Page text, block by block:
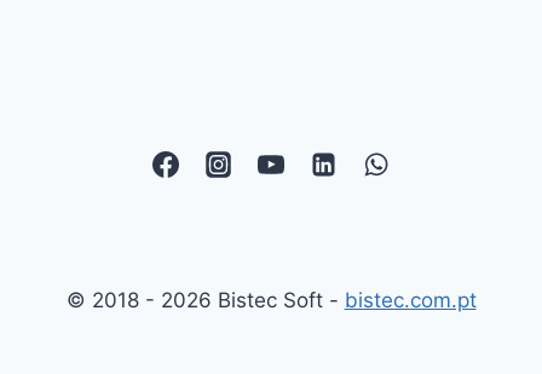
© 2018 - 2026 Bistec Soft - bistec.com.pt